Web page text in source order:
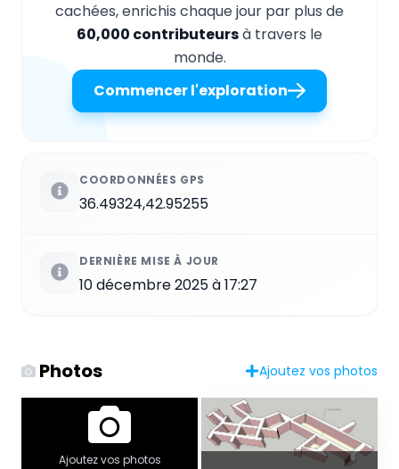
cachées, enrichis chaque jour par plus de
60,000 contributeursà travers le
monde.
Commencer l'exploration
COORDONNÉES GPS
36.49324,42.95255
DERNIÈRE MISE À JOUR
10 décembre 2025 à 17:27
Photos Ajoutez vos photos
Ajoutez vos photos